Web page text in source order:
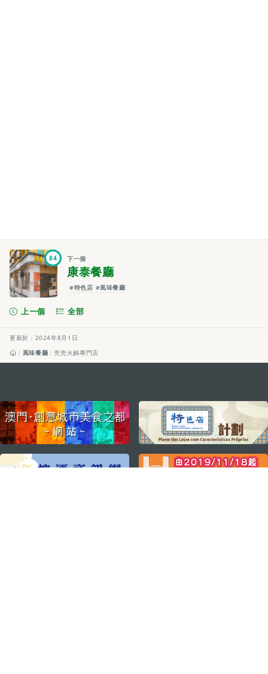
84 下一個
康泰餐廳
#特色店 #風味餐廳
上一個 全部
更新於：2024年8月1日
風味餐廳
兜兜火鍋專門店
external links